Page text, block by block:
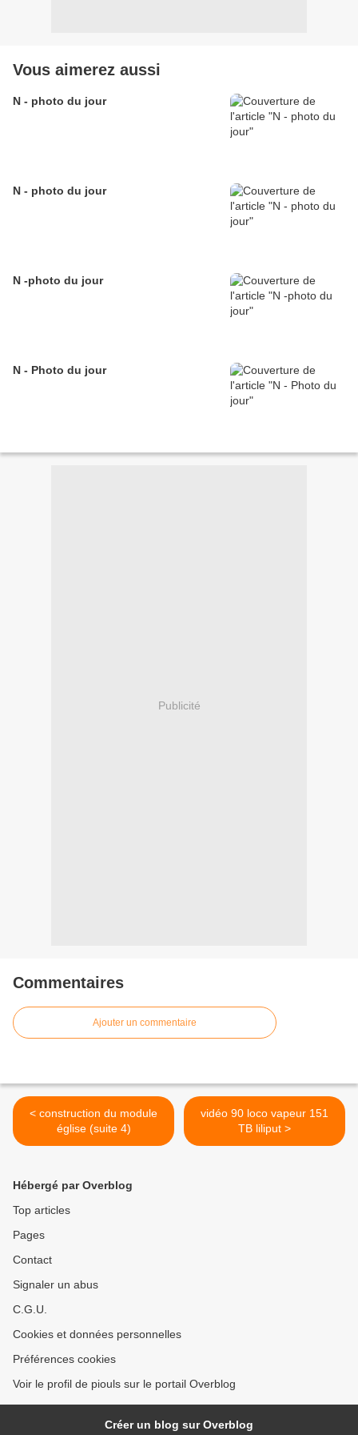
Vous aimerez aussi
N - photo du jour
N - photo du jour
N -photo du jour
N - Photo du jour
Publicité
Commentaires
Ajouter un commentaire
< construction du module
église (suite 4)
vidéo 90 loco vapeur 151
TB liliput >
Hébergé par Overblog
Top articles
Pages
Contact
Signaler un abus
C.G.U.
Cookies et données personnelles
Préférences cookies
Voir le profil de piouls sur le portail Overblog
Créer un blog sur Overblog